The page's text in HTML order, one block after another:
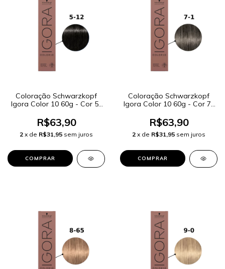
Coloração Schwarzkopf
Igora Color 10 60g - Cor 5-
Fumê
R$63,90
2 x de R$31,95 sem juros
Coloração Schwarzkopf
Igora Color 10 60g - Cor 7-
R$63,90
2 x de R$31,95 sem juros